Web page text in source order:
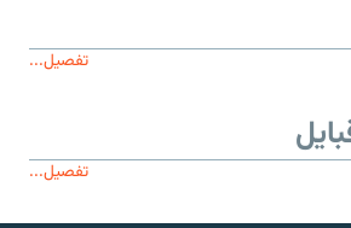
تفصیل...
تفصیل...